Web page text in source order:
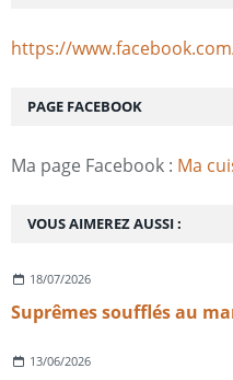
VOUS AIMEREZ AUSSI :
18/07/2026
13/06/2026
PAGE FACEBOOK
Ma page Facebook : Ma
https://